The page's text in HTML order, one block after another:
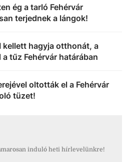
ég a tarló Fehérvár
terjednek a lángok!
kellett hagyja otthonát, a
tűz Fehérvár határában
oltották el a Fehérvár
tüzet!
induló heti hírlevelünkre!